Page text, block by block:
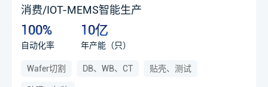
消费/IOT-MEMS智能生产
100%
自动化率
10亿
年产能（只）
Wafer切割 DB、WB、CT 贴壳、测试